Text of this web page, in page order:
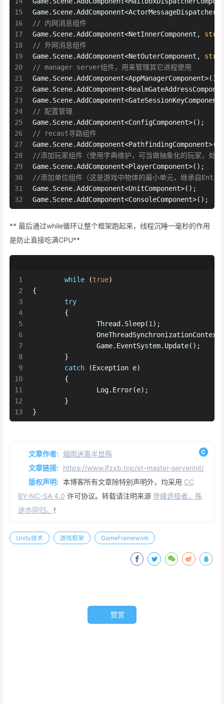
15
16
17
18
19
20
21
22
23
24
25
26
27
28
29
30
31
32
// 内网消息组件
Game.Scene.AddComponent<NetInnerComponent,
// 外网消息组件
Game.Scene.AddComponent<NetOuterComponent,
// manager server组件，用来管理其它进程使用
Game.Scene.AddComponent<AppManagerComponent>();
// 配置管理
Game.Scene.AddComponent<ConfigComponent>();
// recast寻路组件
Game.Scene.AddComponent<PathfindingComponent>();
//添加玩家组件（使用字典维护，可当做抽象化的玩家，处
Game.Scene.AddComponent<PlayerComponent>();
//添加单位组件（这是游戏中物体的最小单元，继承自
Game.Scene.AddComponent<UnitComponent>();
Game.Scene.AddComponent<ConsoleComponent>();
** 最后通过while循环让整个框架跑起来，线程沉睡一毫秒的作用
是防止直接吃满CPU**
1
2
3
4
5
6
7
8
9
10
11
12
13
while (true)
{
try
	{
		Thread.Sleep(
1);
		Game.EventSystem.Update();
	}
catch (Exception e)
	{
		Log.Error(e);
	}
}
文章作者: 烟雨迷离半世殇
文章链接: https://www.lfzxb.top/et-master-serverinit/
版权声明: 本博客所有文章除特别声明外，均采用 CC
BY-NC-SA 4.0 许可协议。转载请注明来源 登峰造极者，殊
途亦同归。
！
Unity技术 游戏框架 GameFramework
赞赏